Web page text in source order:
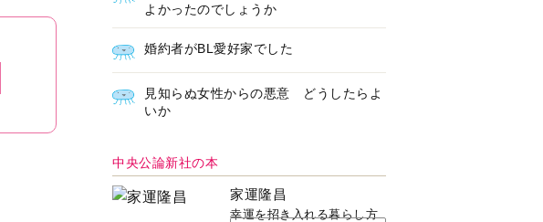
よかったのでしょうか
婚約者がBL愛好家でした
見知らぬ女性からの悪意 どうしたらよ
いか
中央公論新社の本
家運隆昌
幸運を招き入れる暮らし方